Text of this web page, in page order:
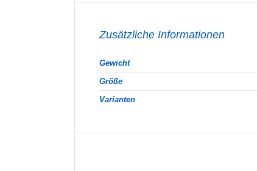
Zusätzliche Informationen
Gewicht
Größe
Varianten